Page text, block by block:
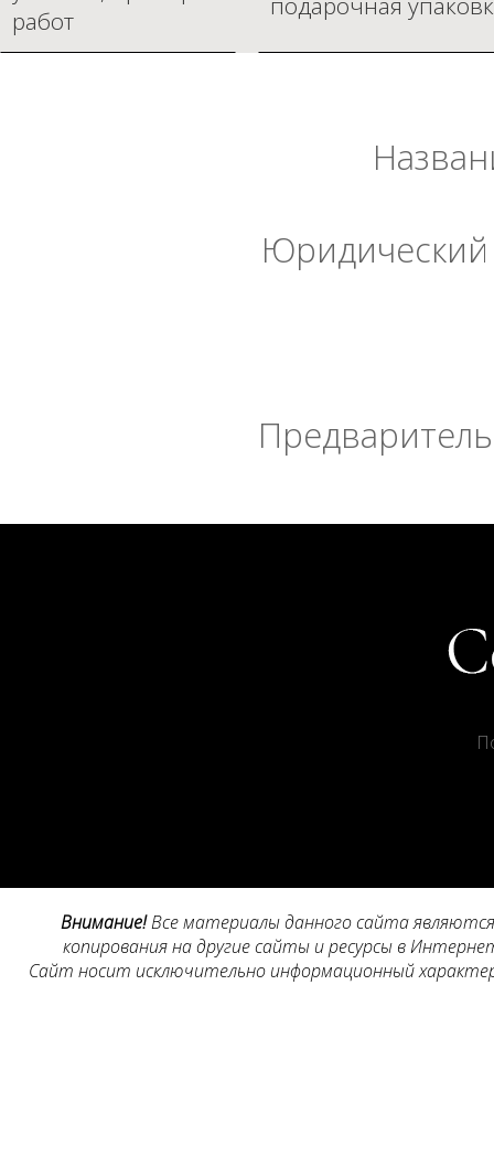
работ
Внимание!Все материалы данного сайта
копирования на другие сайты и ресурсы в
Сайт носит исключительно информационный